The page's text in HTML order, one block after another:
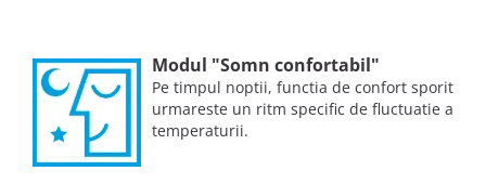
Modul "Somn confortabil"
Pe timpul noptii, functia de confort sporit
urmareste un ritm specific de fluctuatie a
temperaturii.